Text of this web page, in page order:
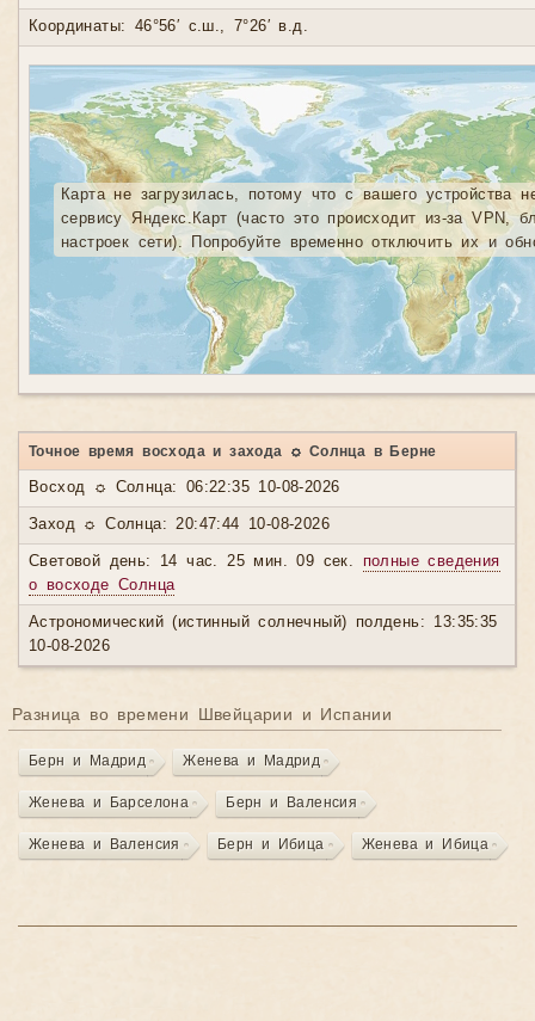
Координаты: 46°56′ с.ш., 7°26′ в.д.
Карта не загрузилась, потому что с вашего устройства
сервису Яндекс.Карт (часто это происходит из-за VPN,
настроек сети). Попробуйте временно отключить их и
Точное время восхода и захода ☼ Солнца в Берне
Восход ☼ Солнца: 06:22:35 10-08-2026
Заход ☼ Солнца: 20:47:44 10-08-2026
Световой день: 14 час. 25 мин. 09 сек. полные сведения
о восходе Солнца
Астрономический (истинный солнечный) полдень: 13:35:35
10-08-2026
Разница во времени Швейцарии и Испании
Берн и Мадрид Женева и Мадрид
Женева и Барселона Берн и Валенсия
Женева и Валенсия Берн и Ибица Женева и Ибица